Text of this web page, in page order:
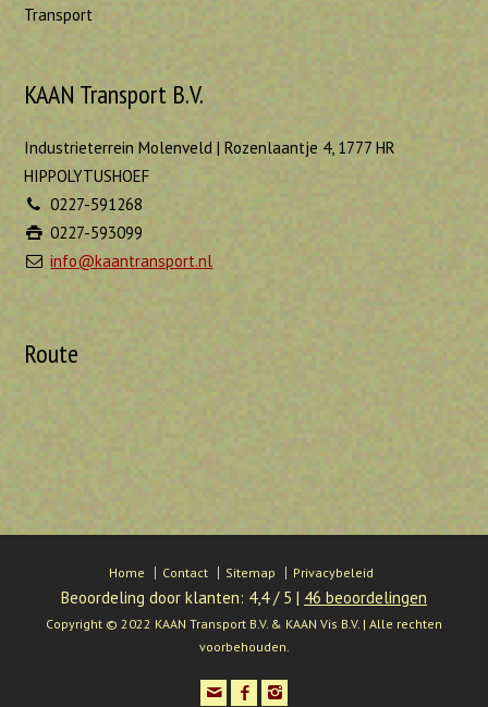
Transport
KAAN Transport B.V.
Industrieterrein Molenveld | Rozenlaantje 4, 1777 HR
HIPPOLYTUSHOEF
0227-591268
0227-593099
info@kaantransport.nl
Route
Home Contact Sitemap Privacybeleid
Beoordeling door klanten: 4,4/ 5 | 46 beoordelingen
Copyright © 2022 KAAN Transport B.V. & KAAN Vis B.V. | Alle rechten
voorbehouden.